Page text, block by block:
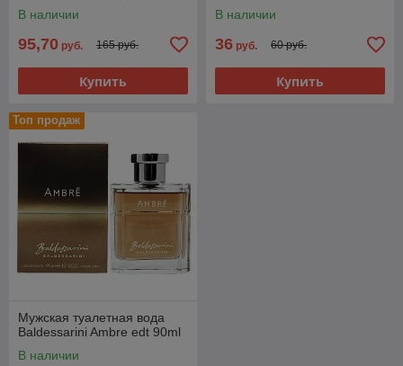
В наличии
95,70 руб. 165 руб.
Купить
В наличии
36 руб. 60 руб.
Купить
Топ продаж
Мужская туалетная вода
Baldessarini Ambre edt 90ml
В наличии